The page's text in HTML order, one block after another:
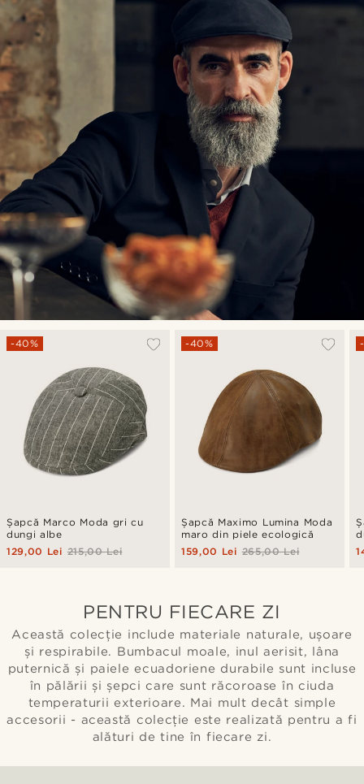
Șapcă Marco Moda gri cu
dungi albe
-40%
215,00 Lei
129,00 Lei
Șapcă Maximo Lumina Moda
maro din piele ecologică
-40%
265,00 Lei
159,00 Lei
PENTRU FIECARE ZI
Această colecție include materiale naturale, ușoare
și respirabile. Bumbacul moale, inul aerisit, lâna
puternică și paiele ecuadoriene durabile sunt incluse
în pălării și șepci care sunt răcoroase în ciuda
temperaturii exterioare. Mai mult decât simple
accesorii - această colecție este realizată pentru a fi
alături de tine în fiecare zi.